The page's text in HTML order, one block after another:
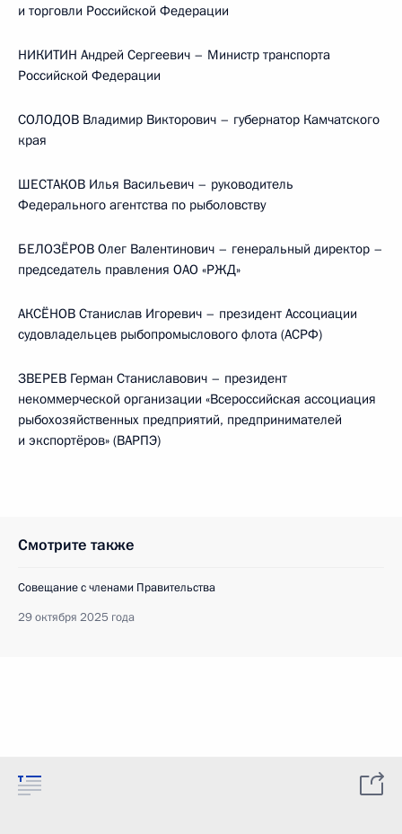
и торговли Российской Федерации
НИКИТИН Андрей Сергеевич – Министр транспорта
Российской Федерации
СОЛОДОВ Владимир Викторович – губернатор Камчатского
края
ШЕСТАКОВ Илья Васильевич – руководитель
Федерального агентства по рыболовству
БЕЛОЗЁРОВ Олег Валентинович – генеральный директор –
председатель правления ОАО «РЖД»
АКСЁНОВ Станислав Игоревич – президент Ассоциации
судовладельцев рыбопромыслового флота (АСРФ)
ЗВЕРЕВ Герман Станиславович – президент
некоммерческой организации «Всероссийская ассоциация
рыбохозяйственных предприятий, предпринимателей
и экспортёров» (ВАРПЭ)
Смотрите также
Совещание с членами Правительства
29 октября 2025 года